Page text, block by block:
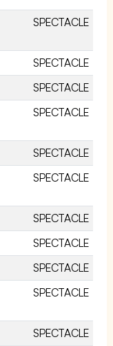
SPECTACLE
SPECTACLE
SPECTACLE
SPECTACLE
SPECTACLE
SPECTACLE
SPECTACLE
SPECTACLE
SPECTACLE
SPECTACLE
SPECTACLE